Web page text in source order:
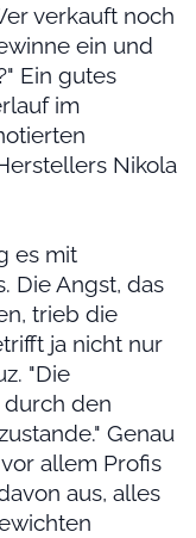
verkauft noch
ein und
Ein gutes
im
Nikola
es mit
Die Angst, das
trieb die
ja nicht nur
"Die
durch den
Genau
allem Profis
aus, alles